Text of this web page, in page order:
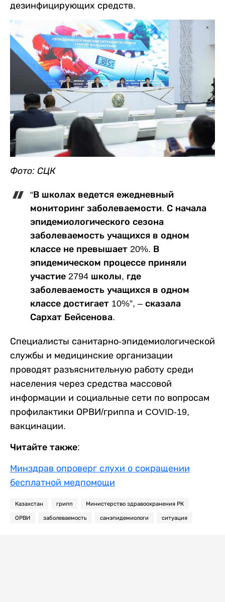
дезинфицирующих средств.
Фото: СЦК
“В школах ведется ежедневный
мониторинг заболеваемости. С начала
эпидемиологического сезона
заболеваемость учащихся в одном
классе не превышает 20%. В
эпидемическом процессе приняли
участие 2794 школы, где
заболеваемость учащихся в одном
классе достигает 10%”, – сказала
Сархат Бейсенова.
Специалисты санитарно-эпидемиологической
службы и медицинские организации
проводят разъяснительную работу среди
населения через средства массовой
информации и социальные сети по вопросам
профилактики ОРВИ/гриппа и COVID-19,
вакцинации.
Читайте также:
Минздрав опроверг слухи о сокращении
бесплатной медпомощи
Казахстан грипп Министерство здравоохранения РК
ОРВИ заболеваемость санэпидемиологи ситуация